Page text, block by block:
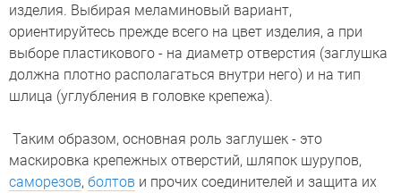
изделия. Выбирая меламиновый вариант,
ориентируйтесь прежде всего на цвет изделия, а при
выборе пластикового - на диаметр отверстия (заглушка
должна плотно располагаться внутри него) и на тип
шлица (углубления в головке крепежа).
Таким образом, основная роль заглушек - это
маскировка крепежных отверстий, шляпок шурупов,
саморезов, болтов и прочих соединителей и защита их